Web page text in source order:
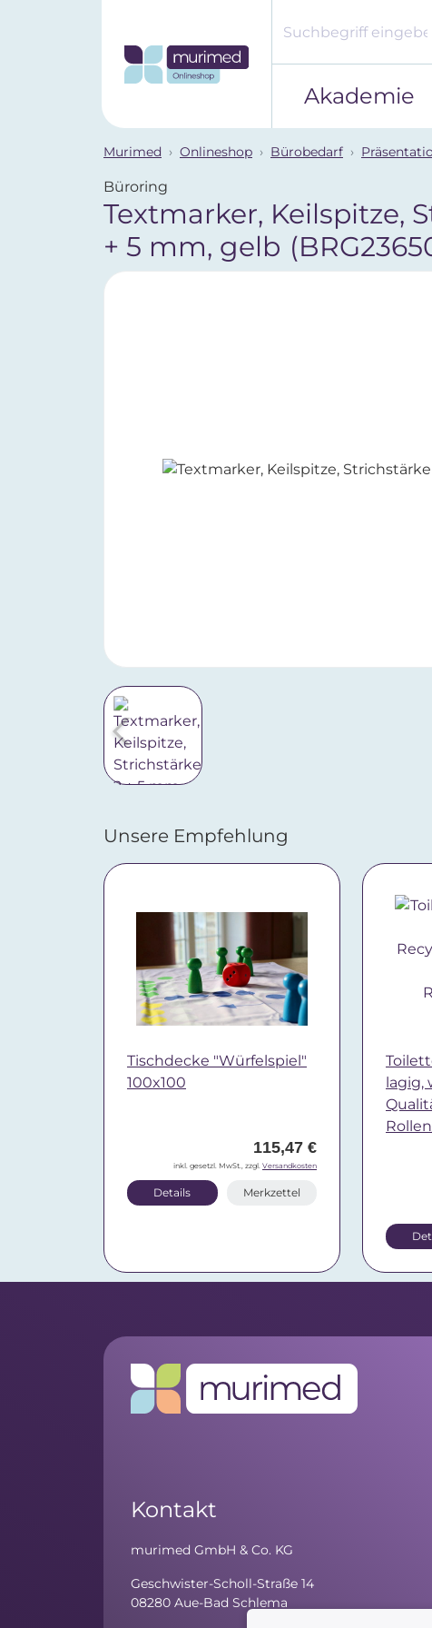
Akademie
Murimed Onlineshop Bürobedarf
Büroring
Textmarker, Keilspitze,
+ 5 mm, gelb
Unsere Empfehlung
Tischdecke "Würfelspiel"
100x100
115,47 €
inkl. gesetzl. MwSt., zzgl. Versandkosten
Details Merkzettel
lagig,
Kontakt
murimed GmbH & Co. KG
Geschwister-Scholl-Straße 14
08280 Aue-Bad Schlema